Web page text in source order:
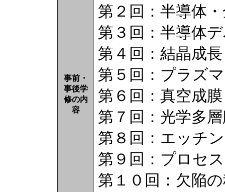
事前・
事後学
修の内
容
第２回：半導体
第３回：半導体
第４回：結晶成長
第５回：プラズマ
第６回：真空成膜
第７回：光学多
第８回：エッチ
第９回：プロセ
第１０回：欠陥